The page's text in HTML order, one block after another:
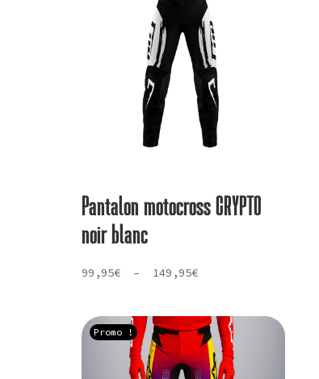
149,95€
Pantalon motocross CRYPTO
noir blanc
99,95€ – 149,95€Plage
99,95€
à
149,95€
Promo !